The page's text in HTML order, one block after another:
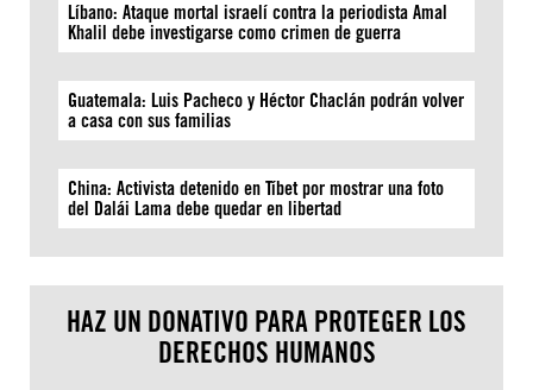
Líbano: Ataque mortal israelí contra la periodista Amal
Khalil debe investigarse como crimen de guerra
Guatemala: Luis Pacheco y Héctor Chaclán podrán volver
a casa con sus familias
China: Activista detenido en Tíbet por mostrar una foto
del Dalái Lama debe quedar en libertad
HAZ UN DONATIVO PARA PROTEGER LOS
DERECHOS HUMANOS